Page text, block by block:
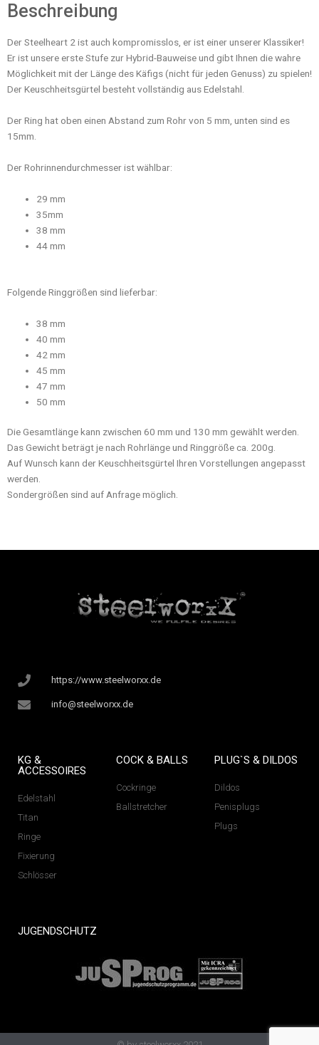
Beschreibung
Der Steelheart 2 ist auch kompromisslos, er ist einer unserer Klassiker!
Er ist unsere erste Stufe zur Hybrid-Bauweise und gibt Ihnen die wahre
Möglichkeit mit der Länge des Käfigs (nicht für jeden Genuss) zu spielen!
Der Keuschheitsgürtel besteht vollständig aus Edelstahl.
Der Ring hat oben einen Abstand zum Rohr von 5 mm, unten sind es
15mm.
Der Rohrinnendurchmesser ist wählbar:
29 mm
35mm
38 mm
44 mm
Folgende Ringgrößen sind lieferbar:
38 mm
40 mm
42 mm
45 mm
47 mm
50 mm
Die Gesamtlänge kann zwischen 60 mm und 130 mm gewählt werden.
Das Gewicht beträgt je nach Rohrlänge und Ringgröße ca. 200g.
Auf Wunsch kann der Keuschheitsgürtel Ihren Vorstellungen angepasst
werden.
Sondergrößen sind auf Anfrage möglich.
https://www.steelworxx.de
info@steelworxx.de
KG &
ACCESSOIRES
Edelstahl
Titan
Ringe
Fixierung
Schlösser
COCK & BALLS
Cockringe
Ballstretcher
PLUG`S & DILDOS
Dildos
Penisplugs
Plugs
JUGENDSCHUTZ